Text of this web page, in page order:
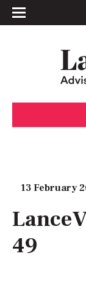
13 February
49